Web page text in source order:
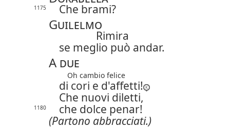
1175 Che brami?
Guilelmo
Rimira
se meglio può andar.
A due
Oh cambio felice
di cori e d'affetti!
Che nuovi diletti,
1180
che dolce penar!
(Partono abbracciati.)